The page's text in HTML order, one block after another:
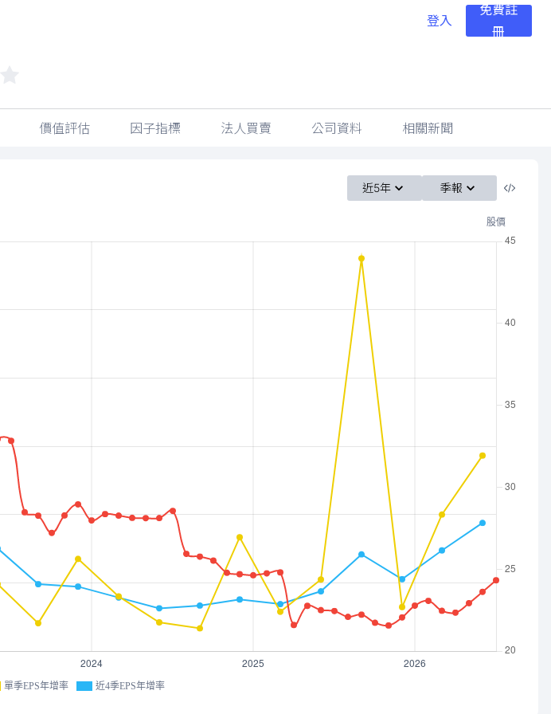
登入
免費註
冊
價值評估 因子指標 法人買賣 公司資料 相關新聞
近5年 季報
單季EPS年增率 近4季EPS年增率